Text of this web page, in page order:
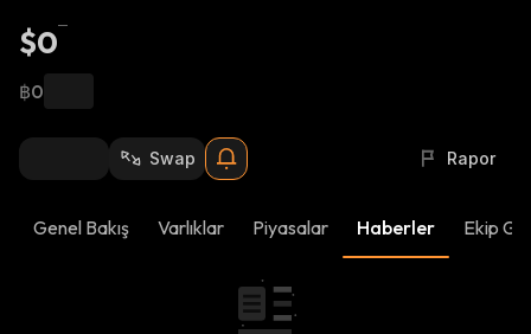
$0
฿0
Swap Rapor
Genel Bakış Varlıklar Piyasalar Haberler Ekip